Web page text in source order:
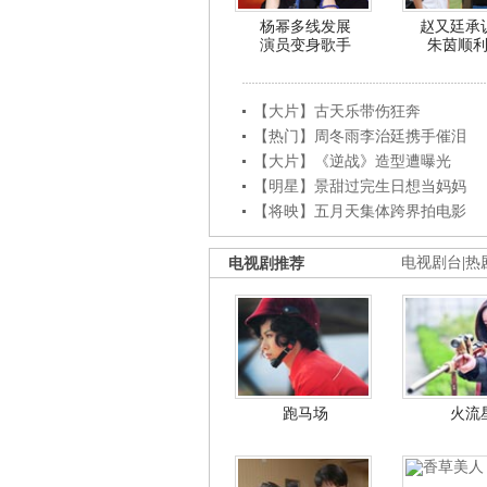
杨幂多线发展
演员变身歌手
赵又廷承
朱茵顺
【大片】古天乐带伤狂奔
【热门】周冬雨李治廷携手催泪
【大片】《逆战》造型遭曝光
【明星】景甜过完生日想当妈妈
【将映】五月天集体跨界拍电影
电视剧台 热
电视剧推荐
跑马场 火流